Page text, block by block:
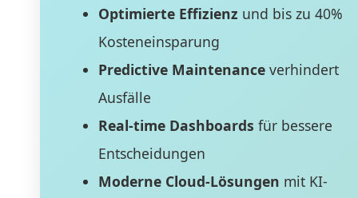
Optimierte Effizienz und bis zu 40%
Kosteneinsparung
Predictive Maintenanceverhindert
Ausfälle
Real-time Dashboards für bessere
Entscheidungen
Moderne Cloud-Lösungen mit KI-